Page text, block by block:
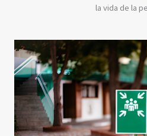
la vida de la